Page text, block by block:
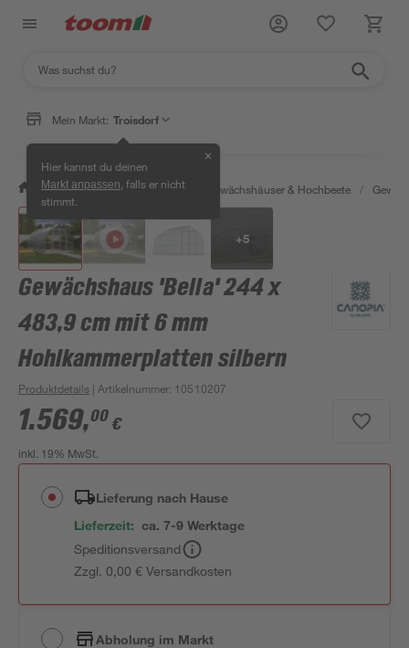
Mein Markt: Troisdorf
Hier kannst du deinen
Markt anpassen , falls er nicht
stimmt.
✕
/ Garten & Freizeit / Anzucht, Gewächshäuser & Hochbeete /
+5
Gewächshaus 'Bella' 244 x
483,9 cm mit 6 mm
Hohlkammerplatten silbern
Produktdetails | Artikelnummer: 10510207
1.569,00 €
inkl. 19% MwSt.
Lieferung nach Hause
Lieferzeit: ca. 7-9 Werktage
Speditionsversand
Zzgl. 0,00 € Versandkosten
Abholung im Markt